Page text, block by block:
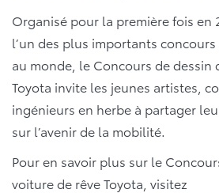
Organisé pour la première fois en
l’un des plus importants
au monde, le Concours de dessin
Toyota invite les jeunes artistes,
ingénieurs en herbe à partager
sur l’avenir de la mobilité.
Pour en savoir plus sur le
voiture de rêve Toyota, visitez